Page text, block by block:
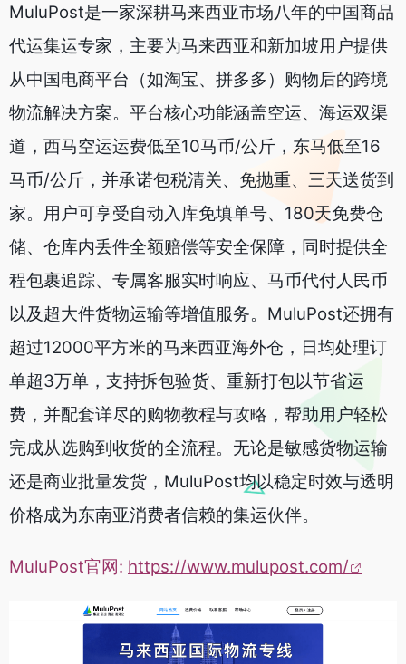
MuluPost是一家深耕马来西亚市场八年的中国商品
代运集运专家，主要为马来西亚和新加坡用户提供
从中国电商平台（如淘宝、拼多多）购物后的跨境
物流解决方案。平台核心功能涵盖空运、海运双渠
道，西马空运运费低至10马币/公斤，东马低至16
马币/公斤，并承诺包税清关、免抛重、三天送货到
家。用户可享受自动入库免填单号、180天免费仓
储、仓库内丢件全额赔偿等安全保障，同时提供全
程包裹追踪、专属客服实时响应、马币代付人民币
以及超大件货物运输等增值服务。MuluPost还拥有
超过12000平方米的马来西亚海外仓，日均处理订
单超3万单，支持拆包验货、重新打包以节省运
费，并配套详尽的购物教程与攻略，帮助用户轻松
完成从选购到收货的全流程。无论是敏感货物运输
还是商业批量发货，MuluPost均以稳定时效与透明
价格成为东南亚消费者信赖的集运伙伴。
MuluPost官网: https://www.mulupost.com/